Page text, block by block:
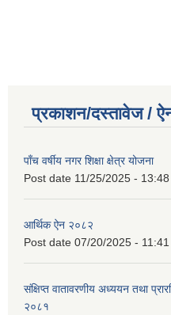
प्रकाशन/दस्तावेज /
पाँच वर्षीय नगर शिक्षा क्षेत्र योजना
Post date 11/25/2025 - 13:48
आर्थिक ऐन २०८२
Post date 07/20/2025 - 11:41
संक्षिप्त वातावरणीय अध्ययन तथा
२०८१